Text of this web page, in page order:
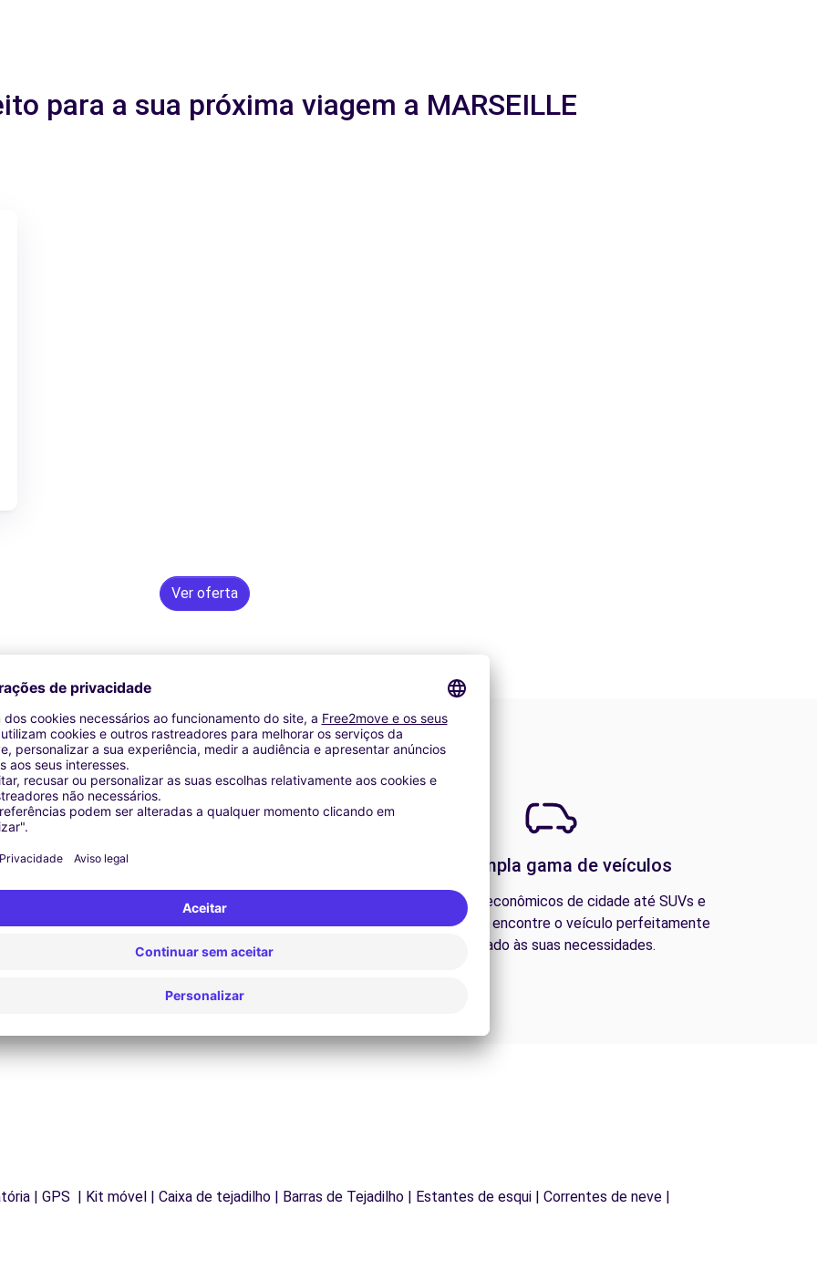
para a sua próxima viagem a MARSEILLE
Ver oferta
Problemas na estrada? O nosso serviço de apoio
está disponível a qualquer momento para garantir
uma viagem ininterrupta.
Uma ampla gama de veículos
Desde carros econômicos de cidade até SUVs e
vans familiares, encontre o veículo perfeitamente
adequado às suas necessidades.
| GPS | Kit móvel | Caixa de tejadilho | Barras de Tejadilho | Estantes de esqui | Correntes de neve |